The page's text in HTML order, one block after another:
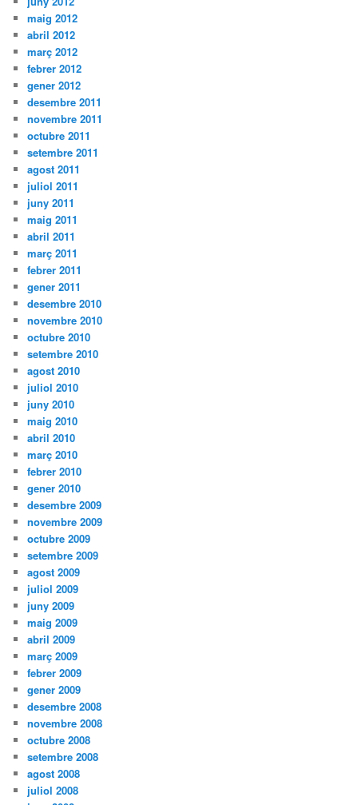
maig 2012
abril 2012
març 2012
febrer 2012
gener 2012
desembre 2011
novembre 2011
octubre 2011
setembre 2011
agost 2011
juliol 2011
juny 2011
maig 2011
abril 2011
març 2011
febrer 2011
gener 2011
desembre 2010
novembre 2010
octubre 2010
setembre 2010
agost 2010
juliol 2010
juny 2010
maig 2010
abril 2010
març 2010
febrer 2010
gener 2010
desembre 2009
novembre 2009
octubre 2009
setembre 2009
agost 2009
juliol 2009
juny 2009
maig 2009
abril 2009
març 2009
febrer 2009
gener 2009
desembre 2008
novembre 2008
octubre 2008
setembre 2008
agost 2008
juliol 2008